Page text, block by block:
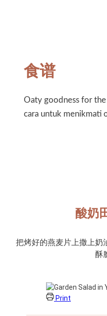
食谱
Oaty goodness for
cara untuk menikmati
酸奶
把烤好的燕麦片上撒上奶
酥
Print